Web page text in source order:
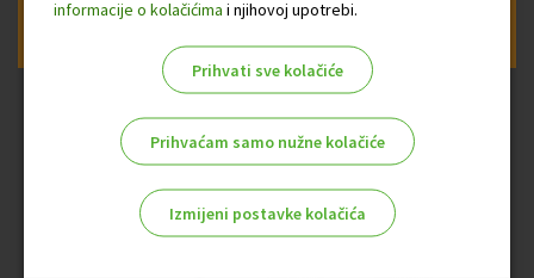
Prijava na newsletter OTP banke
informacije o kolačićima i njihovoj upotrebi.
Prihvati sve kolačiće
Prihvaćam samo nužne kolačiće
Izmijeni postavke kolačića